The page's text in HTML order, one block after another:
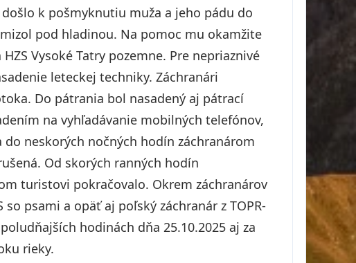
k pošmyknutiu muža a jeho pádu do
pod hladinou. Na pomoc mu okamžite
Vysoké Tatry pozemne. Pre nepriaznivé
leteckej techniky. Záchranári
Do pátrania bol nasadený aj pátrací
na vyhľadávanie mobilných telefónov,
neskorých nočných hodín záchranárom
Od skorých ranných hodín
turistovi pokračovalo. Okrem záchranárov
psami a opäť aj poľský záchranár z TOPR-
hodinách dňa 25.10.2025 aj za
rieky.